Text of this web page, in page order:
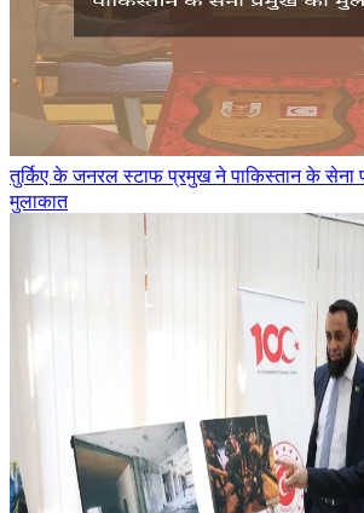
तुर्किए के जनरल स्टाफ प्रमुख ने पाकिस्तान के सेना
मुलाकात